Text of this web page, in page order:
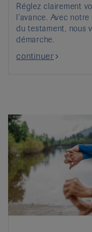
Réglez clairement
l’avance. Avec
du testament, nous
démarche.
continuer